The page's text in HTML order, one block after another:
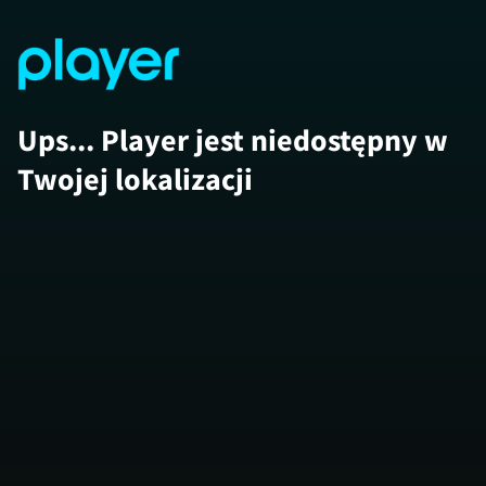
Ups... Player jest niedostępny w
Twojej lokalizacji